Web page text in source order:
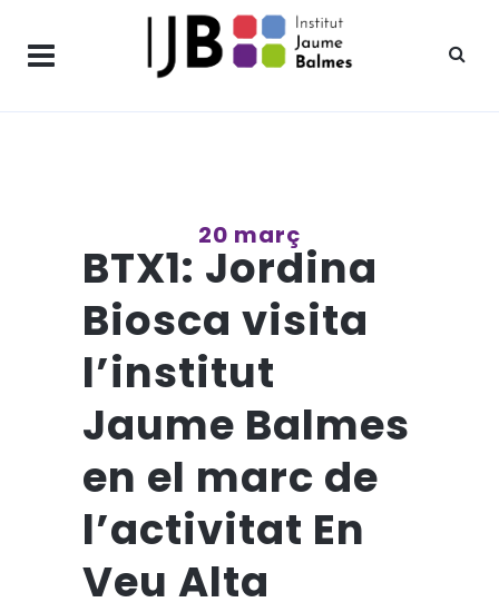
20 març
BTX1: Jordina
Biosca visita
l’institut
Jaume Balmes
en el marc de
l’activitat En
Veu Alta